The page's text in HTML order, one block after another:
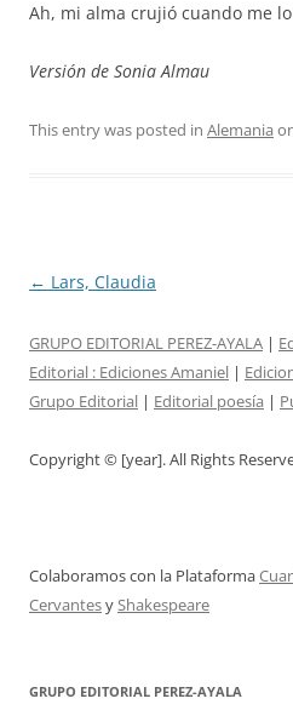
Ah, mi alma crujió cuando me
Versión de Sonia Almau
This entry was posted in Alemania
Post
← Lars, Claudia
GRUPO EDITORIAL PEREZ-AYALA |
Editorial : Ediciones Amaniel |
Grupo Editorial | Editorial poesía |
Copyright © [year]. All Rights
Colaboramos con la Plataforma
CervantesyShakespeare
GRUPO EDITORIAL PEREZ-AYALA